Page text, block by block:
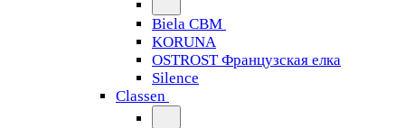
Biela CBM
KORUNA
OSTROST Французская елка
Silence
Classen